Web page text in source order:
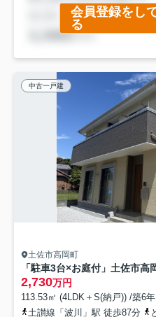
会員登録をし
る
中古一戸建
土佐市高岡町
2,730万円
113.53㎡ (4LDK＋S(納戸)) /築6
土讃線「波川」駅 徒歩87分